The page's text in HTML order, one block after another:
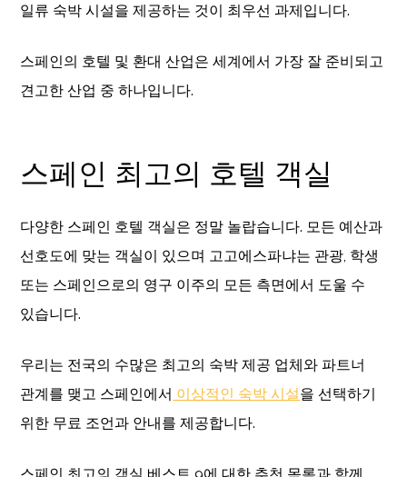
일류 숙박 시설을 제공하는 것이 최우선 과제입니다.
스페인의 호텔 및 환대 산업은 세계에서 가장 잘 준비되고
견고한 산업 중 하나입니다.
스페인 최고의 호텔 객실
다양한 스페인 호텔 객실은 정말 놀랍습니다. 모든 예산과
선호도에 맞는 객실이 있으며 고고에스파냐는 관광, 학생
또는 스페인으로의 영구 이주의 모든 측면에서 도울 수
있습니다.
우리는 전국의 수많은 최고의 숙박 제공 업체와 파트너
관계를 맺고 스페인에서 이상적인 숙박 시설을 선택하기
위한 무료 조언과 안내를 제공합니다.
스페인 최고의 객실 베스트 9에 대한 추천 목록과 함께